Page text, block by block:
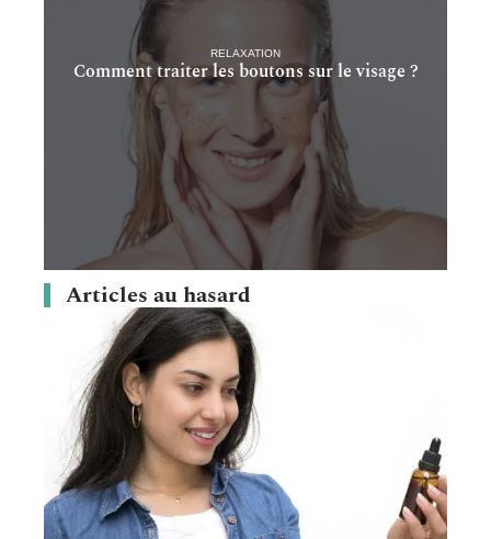
RELAXATION
Comment traiter les boutons sur le visage ?
Articles au hasard